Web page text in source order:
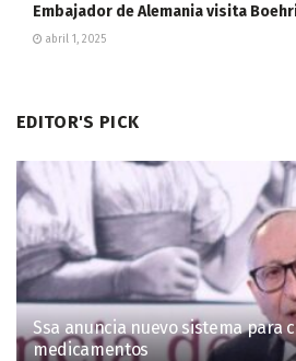
Embajador de Alemania visita
abril 1, 2025
EDITOR'S PICK
Ssa anuncia nuevo sistema para
medicamentos